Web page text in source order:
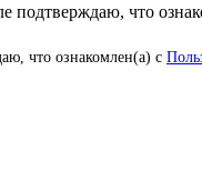
подтверждаю, что
что ознакомлен(а) с